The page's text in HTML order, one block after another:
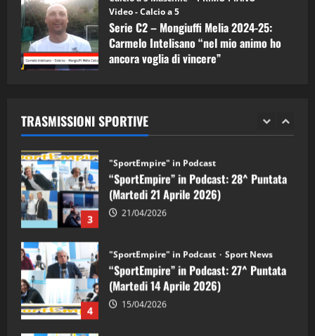
Video - Calcio a 5
Serie C2 – Mongiuffi Melia 2024-25:
Carmelo Intelisano “nel mio animo ho
ancora voglia di vincere”
TRASMISSIONI SPORTIVE
1
(Martedi 05 Maggio 2026)
08/05/2026
2 28/04/2026
3
"SportEmpire" in Podcast
“SportEmpire” in Podcast: 28^ Puntata
(Martedi 21 Aprile 2026)
21/04/2026
4
"SportEmpire" in Podcast Sport News
“SportEmpire” in Podcast: 27^ Puntata
(Martedi 14 Aprile 2026)
15/04/2026